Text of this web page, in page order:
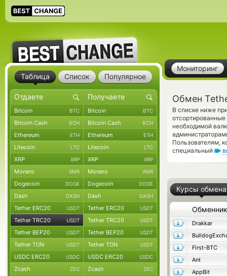
Мониторинг
Обмен
В списке ниже
необходимой
Пользователям,
специальный
Курсы обмена
Обменник
Drakkar
First-BTC
Ant
AppBit
Таблица Список Популярное
Bitcoin BTC Bitcoin BTC
Bitcoin Cash BCH Bitcoin Cash BCH
Ethereum ETH Ethereum ETH
Litecoin LTC Litecoin LTC
XRP XRP XRP XRP
Monero XMR Monero XMR
Dogecoin DOGE Dogecoin DOGE
Dash DASH Dash DASH
Tether ERC20 USDT Tether ERC20 USDT
Tether TRC20 USDT Tether TRC20 USDT
Tether BEP20 USDT Tether BEP20 USDT
Tether TON USDT Tether TON USDT
USDC ERC20 USDC USDC ERC20 USDC
Zcash ZEC Zcash ZEC